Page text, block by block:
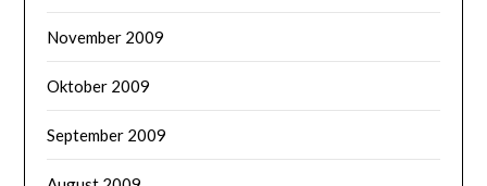
November 2009
Oktober 2009
September 2009